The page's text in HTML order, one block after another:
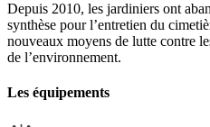
Depuis 2010, les jardiniers ont
synthèse pour l’entretien du
nouveaux moyens de lutte contre
de l’environnement.
Les équipements